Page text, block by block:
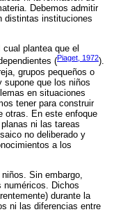
Debemos admitir
distintas instituciones
plantea que el
(Piaget, 1972).
grupos pequeños o
supone que los niños
en situaciones
tener para construir
otras. En este enfoque
ni las tareas
no deliberado y
a los
Sin embargo,
numéricos. Dichos
durante la
ni las diferencias entre